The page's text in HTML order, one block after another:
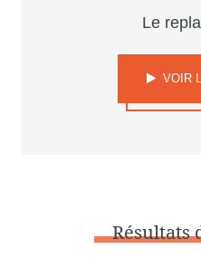
Le
VOIR
Résultats